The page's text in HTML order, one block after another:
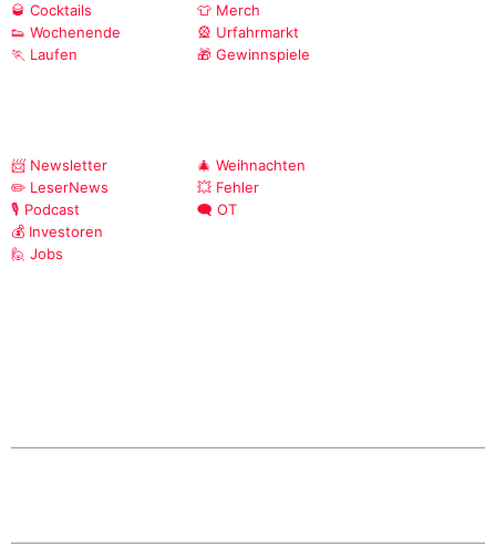
🥃 Cocktails
👟 Wochenende
🏃 Laufen
👕 Merch
🎡 Urfahrmarkt
🎁 Gewinnspiele
📨 Newsletter
✏️ LeserNews
🎙️ Podcast
💰 Investoren
🙋 Jobs
🎄 Weihnachten
💥 Fehler
🗨️ OT